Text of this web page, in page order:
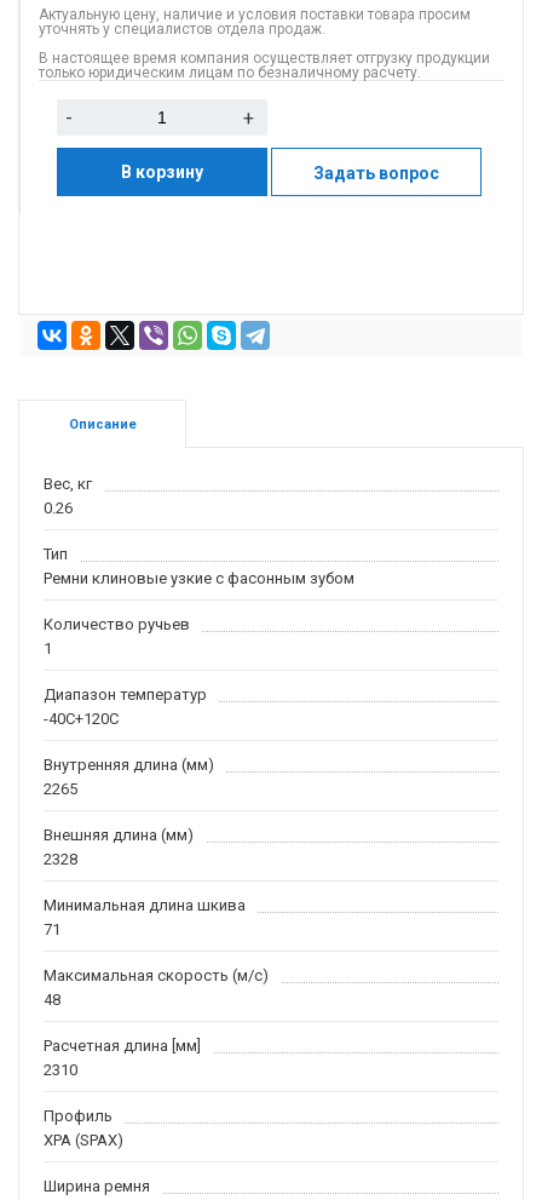
Актуальную цену, наличие и условия поставки товара просим
уточнять у специалистов отдела продаж.
В настоящее время компания осуществляет отгрузку продукции
только юридическим лицам по безналичному расчету.
- +
В корзину Задать вопрос
Описание
Вес, кг
0.26
Тип
Ремни клиновые узкие с фасонным зубом
Количество ручьев
1
Диапазон температур
-40С+120С
Внутренняя длина (мм)
2265
Внешняя длина (мм)
2328
Минимальная длина шкива
71
Максимальная скорость (м/c)
48
Расчетная длина [мм]
2310
Профиль
XPA (SPAX)
Ширина ремня